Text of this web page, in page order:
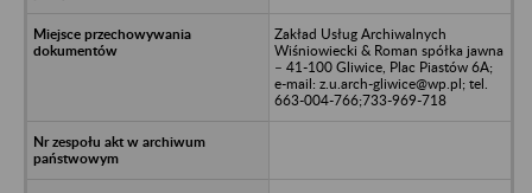
Zakład Usług Archiwalnych
Wiśniowiecki & Roman spółka jawna
– 41-100 Gliwice, Plac Piastów 6A;
e-mail: z.u.arch-gliwice@wp.pl; tel.
663-004-766;733-969-718